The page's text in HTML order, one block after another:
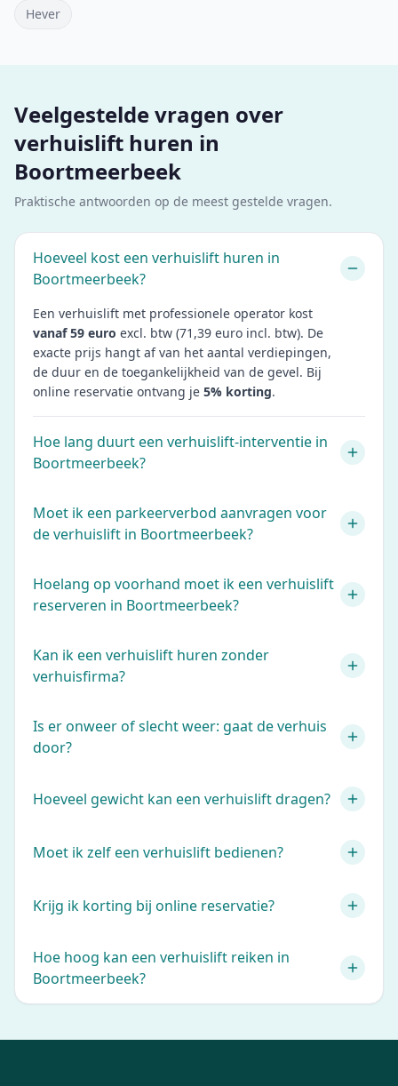
Hever
Veelgestelde vragen over
verhuislift huren in
Boortmeerbeek
Praktische antwoorden op de meest gestelde vragen.
Hoeveel kost een verhuislift huren in
Boortmeerbeek?
Een verhuislift met professionele operator kost
vanaf 59 euro excl. btw (71,39 euro incl. btw). De
exacte prijs hangt af van het aantal verdiepingen,
de duur en de toegankelijkheid van de gevel. Bij
online reservatie ontvang je 5% korting.
Hoe lang duurt een verhuislift-interventie in
Boortmeerbeek?
Moet ik een parkeerverbod aanvragen voor
de verhuislift in Boortmeerbeek?
Hoelang op voorhand moet ik een verhuislift
reserveren in Boortmeerbeek?
Kan ik een verhuislift huren zonder
verhuisfirma?
Is er onweer of slecht weer: gaat de verhuis
door?
Hoeveel gewicht kan een verhuislift dragen?
Moet ik zelf een verhuislift bedienen?
Krijg ik korting bij online reservatie?
Hoe hoog kan een verhuislift reiken in
Boortmeerbeek?